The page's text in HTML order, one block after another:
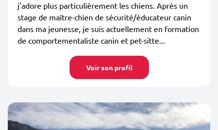
j'adore plus particulièrement les chiens. Après un
stage de maître-chien de sécurité/éducateur canin
dans ma jeunesse, je suis actuellement en formation
de comportementaliste canin et pet-sitte...
Voir son profil